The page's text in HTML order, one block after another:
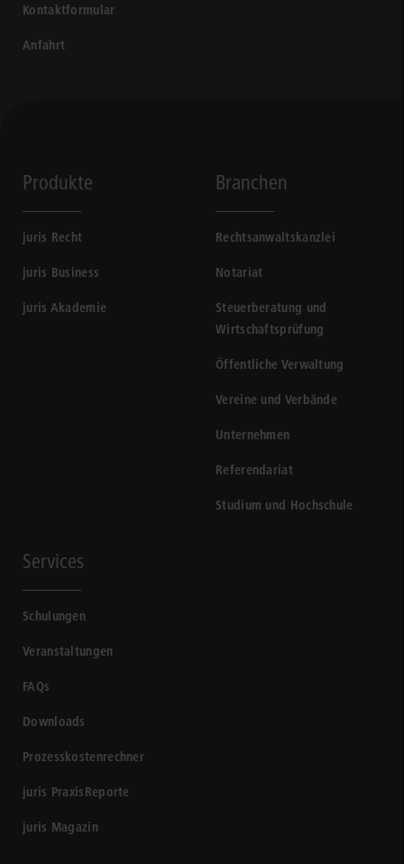
Kontaktformular
Anfahrt
Produkte
juris Recht
juris Business
juris Akademie
Branchen
Rechtsanwaltskanzlei
Notariat
Steuerberatung und
Wirtschaftsprüfung
Öffentliche Verwaltung
Vereine und Verbände
Unternehmen
Referendariat
Studium und Hochschule
Services
Schulungen
Veranstaltungen
FAQs
Downloads
Prozesskostenrechner
juris PraxisReporte
juris Magazin